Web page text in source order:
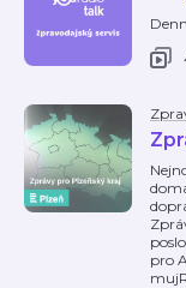
pro